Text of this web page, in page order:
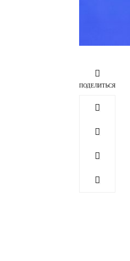
ПОДЕЛИТЬСЯ